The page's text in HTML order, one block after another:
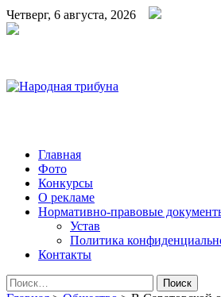
Четверг, 6 августа, 2026
Народная трибуна
Калининская районная газета
Главная
Фото
Конкурсы
О рекламе
Нормативно-правовые
Устав
Политика
Контакты
Найти: